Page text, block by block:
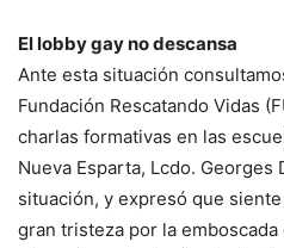
El lobby gay no descansa
Ante esta situación
Fundación Rescatando Vidas
charlas formativas en las
Nueva Esparta, Lcdo. Georges
situación, y expresó que
gran tristeza por la